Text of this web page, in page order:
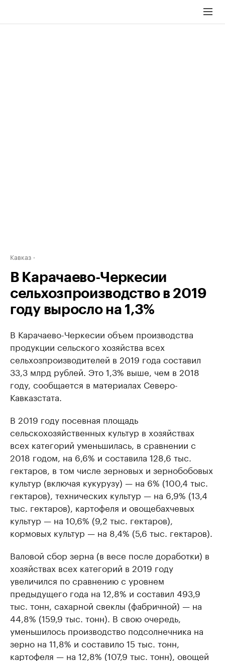
Кавказ
В Карачаево-Черкесии
сельхозпроизводство в 2019
году выросло на 1,3%
В Карачаево-Черкесии объем производства
продукции сельского хозяйства всех
сельхозпроизводителей в 2019 года составил
33,3 млрд рублей. Это 1,3% выше, чем в 2018
году, сообщается в материалах Северо-
Кавказстата.
В 2019 году посевная площадь
сельскохозяйственных культур в хозяйствах
всех категорий уменьшилась, в сравнении с
2018 годом, на 6,6% и составила 128,6 тыс.
гектаров, в том числе зерновых и зернобобовых
культур (включая кукурузу) — на 6% (100,4 тыс.
гектаров), технических культур — на 6,9% (13,4
тыс. гектаров), картофеля и овощебахчевых
культур — на 10,6% (9,2 тыс. гектаров),
кормовых культур — на 8,4% (5,6 тыс. гектаров).
Валовой сбор зерна (в весе после доработки) в
хозяйствах всех категорий в 2019 году
увеличился по сравнению с уровнем
предыдущего года на 12,8% и составил 493,9
тыс. тонн, сахарной свеклы (фабричной) — на
44,8% (159,9 тыс. тонн). В свою очередь,
уменьшилось производство подсолнечника на
зерно на 11,8% и составило 15 тыс. тонн,
картофеля — на 12,8% (107,9 тыс. тонн), овощей